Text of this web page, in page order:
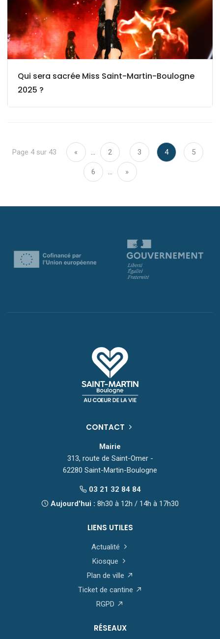
Qui sera sacrée Miss Saint-Martin-Boulogne
2025 ?
Page 4 sur 43 « … 2 3 4 5
6 … »
CONTACT
Mairie
313, route de Saint-Omer -
62280 Saint-Martin-Boulogne
03 21 32 84 84
Aujourd'hui : 8h30 à 12h / 14h à 17h30
LIENS UTILES
Actualité
Kiosque
Plan de ville
Ticket de cantine
RGPD
RÉSEAUX